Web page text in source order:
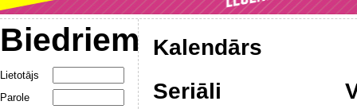
Biedriem
Lietotājs
Parole
Kalendārs
Seriāli